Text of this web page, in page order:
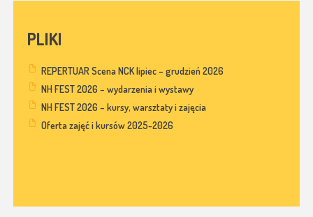
PLIKI
REPERTUAR Scena NCK lipiec – grudzień 2026
NH FEST 2026 – wydarzenia i wystawy
NH FEST 2026 – kursy, warsztaty i zajęcia
Oferta zajęć i kursów 2025-2026